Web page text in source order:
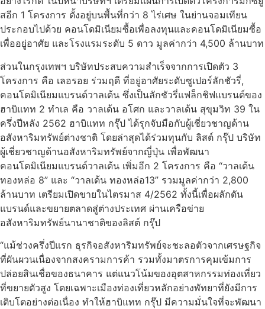
สอีก 1 โครงการ ตั้งอยู่บนพื้นที่กว่า 8 ไร่เศษ ในย่านจอมเทียน
ประกอบไปด้วย คอนโดมิเนียมซื้อเพื่อลงทุนและคอนโดมิเนียมซื้อ
เพื่ออยู่อาศัย และโรงแรมระดับ 5 ดาว มูลค่ากว่า 4,500 ล้านบาท
ส่วนในกรุงเทพฯ บริษัทประสบความสำเร็จจากการเปิดตัว 3
โครงการ คือ เลอรอย ร่วมฤดี ที่อยู่อาศัยระดับซูเปอร์ลักชัวรี่,
คอนโดมิเนียมแบรนด์วาลเด้น ซึ่งเป็นลักชัวรี่แฟล็กชิฟแบรนด์ของ
ฮาบิแทท 2 ทำเล คือ วาลเด้น อโศก และวาลเด้น สุขุมวิท 39 ใน
ครึ่งปีหลัง 2562 ฮาบิแทท กรุ๊ป ได้รุกจับมือกับผู้เชี่ยวชาญด้าน
อสังหาริมทรัพย์ต่างชาติ โดยล่าสุดได้ร่วมทุนกับ ลิสต์ กรุ๊ป บริษัท
ผู้เชี่ยวชาญด้านอสังหาริมทรัพย์จากญี่ปุ่น เพื่อพัฒนา
คอนโดมิเนียมแบรนด์วาลเด้น เพิ่มอีก 2 โครงการ คือ “วาลเด้น
ทองหล่อ 8” และ “วาลเด้น ทองหล่อ13” รวมมูลค่ากว่า 2,800
ล้านบาท เตรียมเปิดขายในไตรมาส 4/2562 ทั้งนี้เพื่อผลักดัน
แบรนด์และขยายตลาดสู่ต่างประเทศ ผ่านเครือข่าย
อสังหาริมทรัพย์นานาชาติของลิสต์ กรุ๊ป
“แม้ช่วงครึ่งปีแรก ธุรกิจอสังหาริมทรัพย์จะชะลอตัวจากเศรษฐกิจ
ที่ผันผวนเนื่องจากสงครามการค้า รวมทั้งมาตรการคุมเข้มการ
ปล่อยสินเชื่อของธนาคาร แต่แนวโน้มของอุตสาหกรรมท่องเที่ยว
ที่ขยายตัวสูง โดยเฉพาะเมืองท่องเที่ยวหลักอย่างพัทยาที่ยังมีการ
เติบโตอย่างต่อเนื่อง ทำให้ฮาบิแทท กรุ๊ป มีความมั่นใจที่จะพัฒนา